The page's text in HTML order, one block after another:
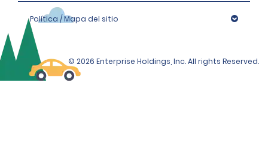
Política / Mapa del sitio
© 2026 Enterprise Holdings, Inc. All rights Reserved.